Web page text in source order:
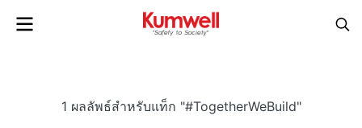
1 ผลลัพธ์สำหรับแท็ก "#TogetherWeBuild"